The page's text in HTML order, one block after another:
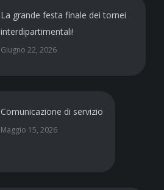
La grande festa finale dei tornei
interdipartimentali!
Giugno 22, 2026
Comunicazione di servizio
Maggio 15, 2026